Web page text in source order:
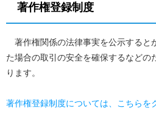
著作権登録制度
著作権関係の法律事実を公示すると
た場合の取引の安全を確保するなどの
ります。
著作権登録制度については、こちらを